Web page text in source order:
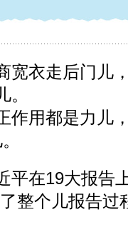
宽衣走后门儿
作用都是力儿
平在19大报告
整个儿报告过